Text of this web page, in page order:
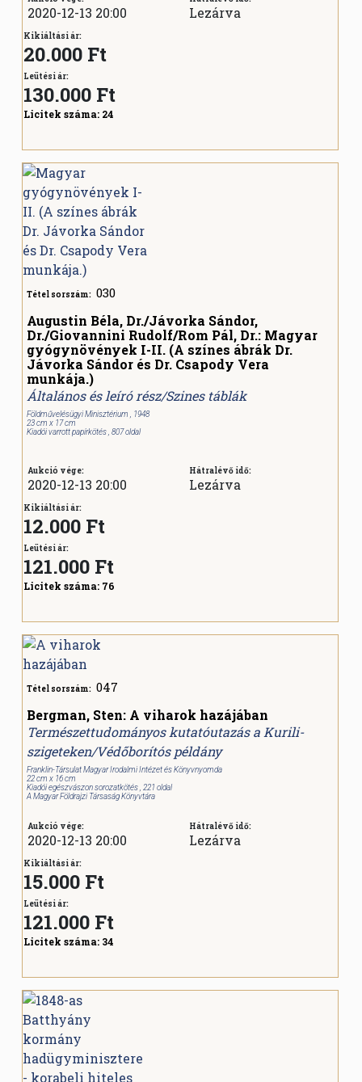
2020-12-13 20:00 Lezárva
Kikiáltási ár:
20.000 Ft
Leütési ár:
130.000 Ft
Licitek száma: 24
Tétel sorszám: 030
Augustin Béla, Dr./Jávorka Sándor,
Dr./Giovannini Rudolf/Rom Pál, Dr.: Magyar
gyógynövények I-II. (A színes ábrák Dr.
Jávorka Sándor és Dr. Csapody Vera
munkája.)
Általános és leíró rész/Szines táblák
Földművelésügyi Minisztérium , 1948
23 cm x 17 cm
Kiadói varrott papírkötés , 807 oldal
Aukció vége:
2020-12-13 20:00
Hátralévő idő:
Lezárva
Kikiáltási ár:
12.000 Ft
Leütési ár:
121.000 Ft
Licitek száma: 76
Tétel sorszám: 047
Bergman, Sten: A viharok hazájában
Természettudományos kutatóutazás a Kurili-
szigeteken/Védőborítós példány
Franklin-Társulat Magyar Irodalmi Intézet és Könyvnyomda
22 cm x 16 cm
Kiadói egészvászon sorozatkötés , 221 oldal
A Magyar Földrajzi Társaság Könyvtára
Aukció vége:
2020-12-13 20:00
Hátralévő idő:
Lezárva
Kikiáltási ár:
15.000 Ft
Leütési ár:
121.000 Ft
Licitek száma: 34